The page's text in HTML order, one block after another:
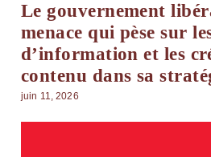
Le gouvernement
menace qui pèse sur
d’information et les
contenu dans sa
juin 11, 2026